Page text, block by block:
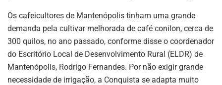
Os cafeicultores de Mantenópolis tinham uma grande
demanda pela cultivar melhorada de café conilon, cerca de
300 quilos, no ano passado, conforme disse o coordenador
do Escritório Local de Desenvolvimento Rural (ELDR) de
Mantenópolis, Rodrigo Fernandes. Por não exigir grande
necessidade de irrigação, a Conquista se adapta muito